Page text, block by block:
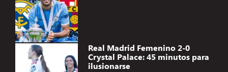
Real Madrid Femenino 2-0
Crystal Palace: 45 minutos para
ilusionarse